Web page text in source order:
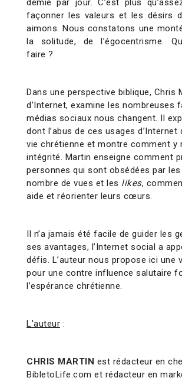
demie par jour. C’est plus
façonner les valeurs et les désirs
aimons. Nous constatons une
la solitude, de l’égocentrisme.
faire ?
Dans une perspective biblique, Chris
d’Internet, examine les nombreuses
médias sociaux nous changent. Il
dont l’abus de ces usages
vie chrétienne et montre comment y
intégrité. Martin enseigne comment
personnes qui sont obsédées par les
nombre de vues et les likes,
aide et réorienter leurs cœurs.
Il n’a jamais été facile de guider les
ses avantages, l’Internet social a
défis. L’auteur nous propose ici une
pour une contre influence salutaire
l’espérance chrétienne.
L'auteur :
CHRIS MARTIN est rédacteur en
BibletoLife.com et rédacteur en